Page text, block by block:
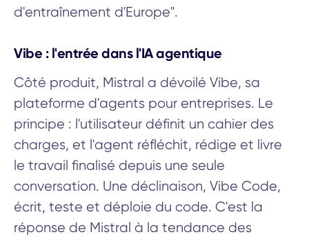
d'entraînement d'Europe".
Vibe : l'entrée dans l'IA agentique
Côté produit, Mistral a dévoilé Vibe, sa
plateforme d'agents pour entreprises. Le
principe : l'utilisateur définit un cahier des
charges, et l'agent réfléchit, rédige et livre
le travail finalisé depuis une seule
conversation. Une déclinaison, Vibe Code,
écrit, teste et déploie du code. C'est la
réponse de Mistral à la tendance des